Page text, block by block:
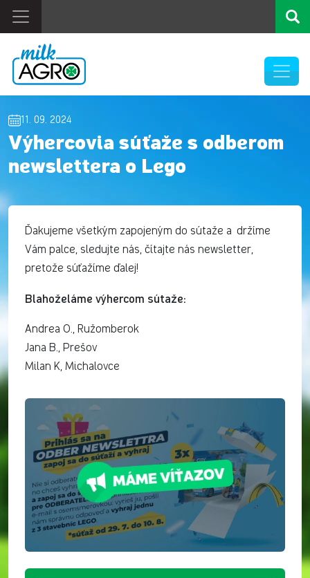
11. 09. 2024
Výhercovia súťaže s odberom
newslettera o Lego
Ďakujeme všetkým zapojeným do sútaže a držíme
Vám palce, sledujte nás, čítajte nás newsletter,
pretože súťažíme ďalej!
Blahoželáme výhercom sútaže:
Andrea O., Ružomberok
Jana B., Prešov
Milan K, Michalovce